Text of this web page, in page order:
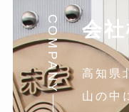
COMPANY 会
高知県
山の中